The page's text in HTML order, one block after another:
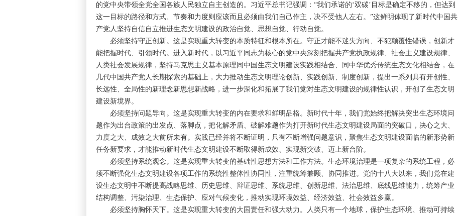
的党中央带领全党全国各族人民独立自主创造的。习近平总书记强调：“我们承诺的‘双碳’目标是确定不移的，但达到
这一目标的路径和方式、节奏和力度则应该而且必须由我们自己作主，决不受他人左右。”这鲜明体现了新时代中国共
产党人坚持自信自立推进生态文明建设的政治自觉、思想自觉、行动自觉。
必须坚持守正创新。这是实现重大转变的本质特征和根本所在。守正才能不迷失方向、不犯颠覆性错误，创新才
能把握时代、引领时代。进入新时代，以习近平同志为核心的党中央深刻把握共产党执政规律、社会主义建设规律、
人类社会发展规律，坚持马克思主义基本原理同中国生态文明建设实践相结合、同中华优秀传统生态文化相结合，在
几代中国共产党人长期探索的基础上，大力推动生态文明理论创新、实践创新、制度创新，提出一系列具有开创性、
长远性、全局性的新理念新思想新战略，进一步深化和拓展了我们党对生态文明建设的规律性认识，开创了生态文明
建设新境界。
必须坚持问题导向。这是实现重大转变的内在要求和鲜明品格。新时代十年，我们党始终把解决突出生态环境问
题作为出台政策的出发点、落脚点，把化解矛盾、破解难题作为打开新时代生态文明建设局面的突破口，决心之大、
力度之大、成效之大前所未有。实践已经并将不断证明，只有不断增强问题意识，聚焦生态文明建设面临的新形势新
任务新要求，才能推动新时代生态文明建设不断取得新成效、实现新突破、迈上新台阶。
必须坚持系统观念。这是实现重大转变的基础性思想方法和工作方法。生态环境治理是一项复杂的系统工程，必
须不断强化生态文明建设各项工作的系统性整体性协同性，注重统筹兼顾、协同推进。党的十八大以来，我们党在建
设生态文明中不断提高战略思维、历史思维、辩证思维、系统思维、创新思维、法治思维、底线思维能力，统筹产业
结构调整、污染治理、生态保护、应对气候变化，推动实现环境效益、经济效益、社会效益多赢。
必须坚持胸怀天下。这是实现重大转变的大国责任和强大动力。人类只有一个地球，保护生态环境、推动可持续